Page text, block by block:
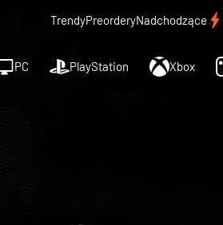
TrendyPreorderyNadchodzące
PC PlayStation Xbox